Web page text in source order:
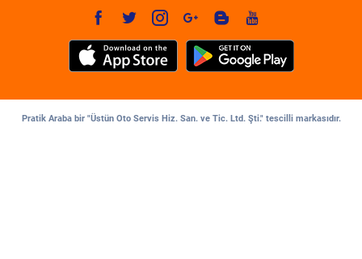
Pratik Araba bir "Üstün Oto Servis Hiz. San. ve Tic. Ltd. Şti." tescilli markasıdır.